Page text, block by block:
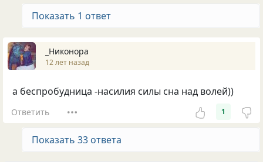
Показать 1 ответ
_Никонора
12 лет назад
а беспробудница -насилия силы сна над волей))
Ответить 1
Показать 33 ответа